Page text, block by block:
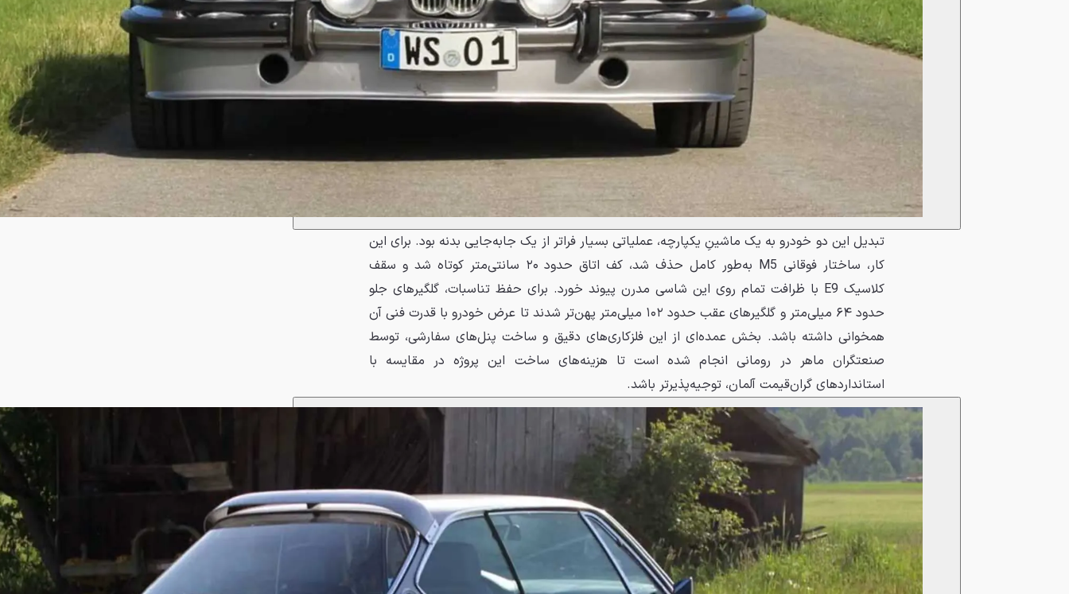
تبدیل این دو خودرو به یک ماشینِ یکپارچه، عملیاتی بسیار فراتر از یک جابه‌جایی بدنه بود. برای این
کار، ساختار فوقانی M5 به‌طور کامل حذف شد، کف اتاق حدود ۲۰ سانتی‌متر کوتاه شد و سقف
کلاسیک E9 با ظرافت تمام روی این شاسی مدرن پیوند خورد. برای حفظ تناسبات، گلگیرهای جلو
حدود ۶۴ میلی‌متر و گلگیرهای عقب حدود ۱۰۲ میلی‌متر پهن‌تر شدند تا عرض خودرو با قدرت فنی آن
همخوانی داشته باشد. بخش عمده‌ای از این فلزکاری‌های دقیق و ساخت پنل‌های سفارشی، توسط
صنعتگران ماهر در رومانی انجام شده است تا هزینه‌های ساخت این پروژه در مقایسه با
استانداردهای گران‌قیمت آلمان، توجیه‌پذیرتر باشد.